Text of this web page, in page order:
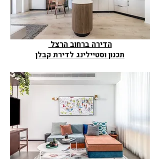
הדירה ברחוב הרצל
תכנון וסטיילינג לדירת קבלן